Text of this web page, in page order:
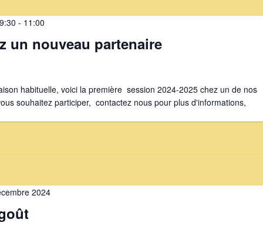
un nouveau partenaire
- 11:00
habituelle, voici la première session 2024-2025 chez un de nos
souhaitez participer, contactez nous pour plus d'informations,
2024